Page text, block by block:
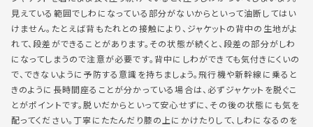
見えている範囲でしわになっている部分がないからといって油断してはい
けません。たとえば背もたれとの接触により、ジャケットの背中の生地がよ
れて、段差ができることがあります。その状態が続くと、段差の部分がしわ
になってしまうので注意が必要です。背中にしわができても気付きにくいの
で、できないように予防する意識を持ちましょう。飛行機や新幹線に乗ると
きのように長時間座ることが分かっている場合は、必ずジャケットを脱ぐこ
とがポイントです。脱いだからといって安心せずに、その後の状態にも気を
配ってください。丁寧にたたんだり膝の上にかけたりして、しわになるのを